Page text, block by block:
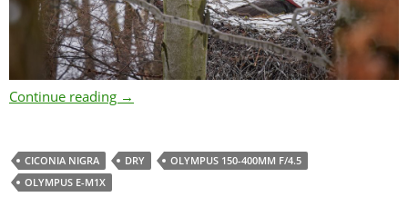
Continue reading Labské pískovce – 17.4. 2021
→
CICONIA NIGRA DRY
OLYMPUS 150-400MM F/4.5
OLYMPUS E-M1X